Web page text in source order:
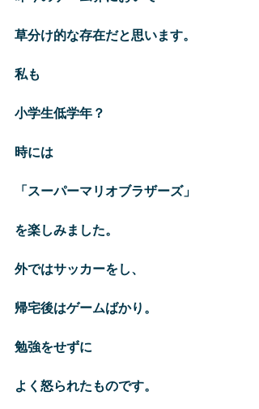
草分け的な存在だと思います。
私も
小学生低学年？
時には
「スーパーマリオブラザーズ」
を楽しみました。
外ではサッカーをし、
帰宅後はゲームばかり。
勉強をせずに
よく怒られたものです。